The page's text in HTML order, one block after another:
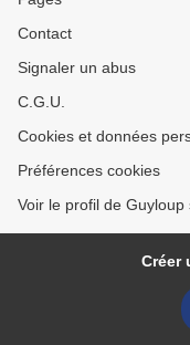
Contact
Signaler un abus
C.G.U.
Cookies et données
Préférences cookies
Voir le profil de
Créer